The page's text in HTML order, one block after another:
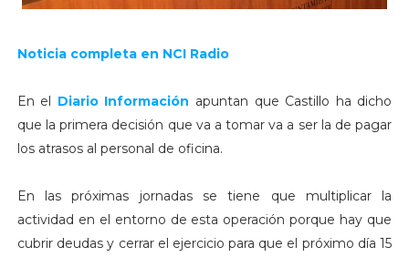
Noticia completa en NCI Radio
En el Diario Información apuntan que Castillo ha dicho
que la primera decisión que va a tomar va a ser la de pagar
los atrasos al personal de oficina.
En las próximas jornadas se tiene que multiplicar la
actividad en el entorno de esta operación porque hay que
cubrir deudas y cerrar el ejercicio para que el próximo día 15